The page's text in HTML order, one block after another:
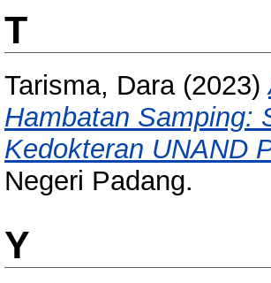
T
Tarisma, Dara(2023)
Hambatan Samping:
Kedokteran UNAND
Negeri Padang.
Y